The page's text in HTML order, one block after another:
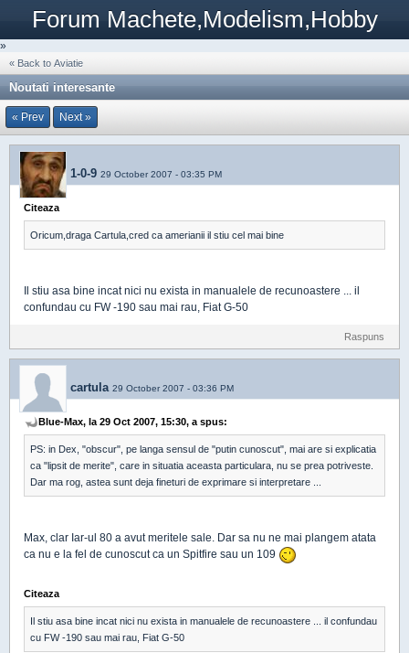
Forum Machete,Modelism,Hobby
»
« Back to Aviatie
Noutati interesante
« Prev Next »
1-0-9 29 October 2007 - 03:35 PM
Citeaza
Oricum,draga Cartula,cred ca amerianii il stiu cel mai bine
Il stiu asa bine incat nici nu exista in manualele de recunoastere ... il
confundau cu FW -190 sau mai rau, Fiat G-50
Raspuns
cartula 29 October 2007 - 03:36 PM
Blue-Max, la 29 Oct 2007, 15:30, a spus:
PS: in Dex, "obscur", pe langa sensul de "putin cunoscut", mai are si explicatia
ca "lipsit de merite", care in situatia aceasta particulara, nu se prea potriveste.
Dar ma rog, astea sunt deja fineturi de exprimare si interpretare ...
Max, clar Iar-ul 80 a avut meritele sale. Dar sa nu ne mai plangem atata
ca nu e la fel de cunoscut ca un Spitfire sau un 109
Citeaza
Il stiu asa bine incat nici nu exista in manualele de recunoastere ... il confundau
cu FW -190 sau mai rau, Fiat G-50